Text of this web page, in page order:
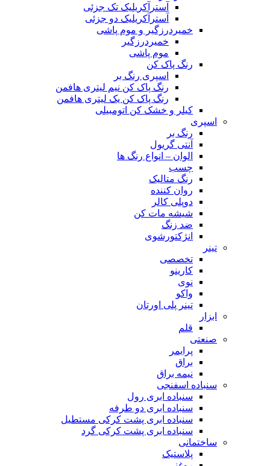
آسترآکریلیک تک جزئی
آسترآکریلیک دو جزئی
خمیردرزگیر و موم پاشی
خمیردرزگیر
موم پاشی
رنگ پاک کن
اسپری رنگ بر
رنگ پاک کن نیم لیتری هافمن
رنگ پاک کن یک لیتری هافمن
کیلر و خشک کن اتومبیلی
اسپری
رنگ بر
آنتی گریول
الوان – انواع رنگ ها
چسب
رنگ متالیک
روان کننده
دوپلی کالر
شیشه مات کن
ضد زنگ
انژکتورشوی
تینر
تخصصی
کارینو
نوی
واکو
تینر پلی اورتان
ابزار
قلم
صنعتی
پرایمر
براق
نیمه براق
سنباده اسفنجی
سنباده ابری رول
سنباده ابری دو طرفه
سنباده ابری پشت کرکی مستطیل
سنباده ابری پشت کرکی گرد
ساختمانی
پلاستیک